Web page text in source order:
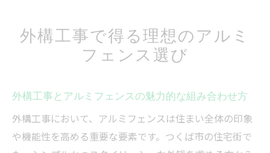
外構工事で重視される目隠しと防犯性のバ
ランス
フェンス
茨城県つくば市で外構工事を成功させる秘訣
外構工事を成功させる業者選びの注意点
外構工事で得る理想のアルミ
フェンス選び
外構工事とアルミフェンスの魅力的な組み合わせ方
外構工事において、アルミフェンスは住まい全体の印象
や機能性を高める重要な要素です。つくば市の住宅街で